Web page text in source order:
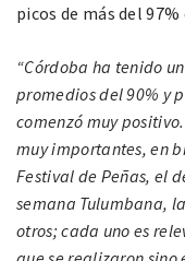
picos de más del
“Córdoba ha tenido
promedios del 90% y
comenzó muy
muy importantes, en
Festival de Peñas, el
semana Tulumbana,
otros; cada uno es